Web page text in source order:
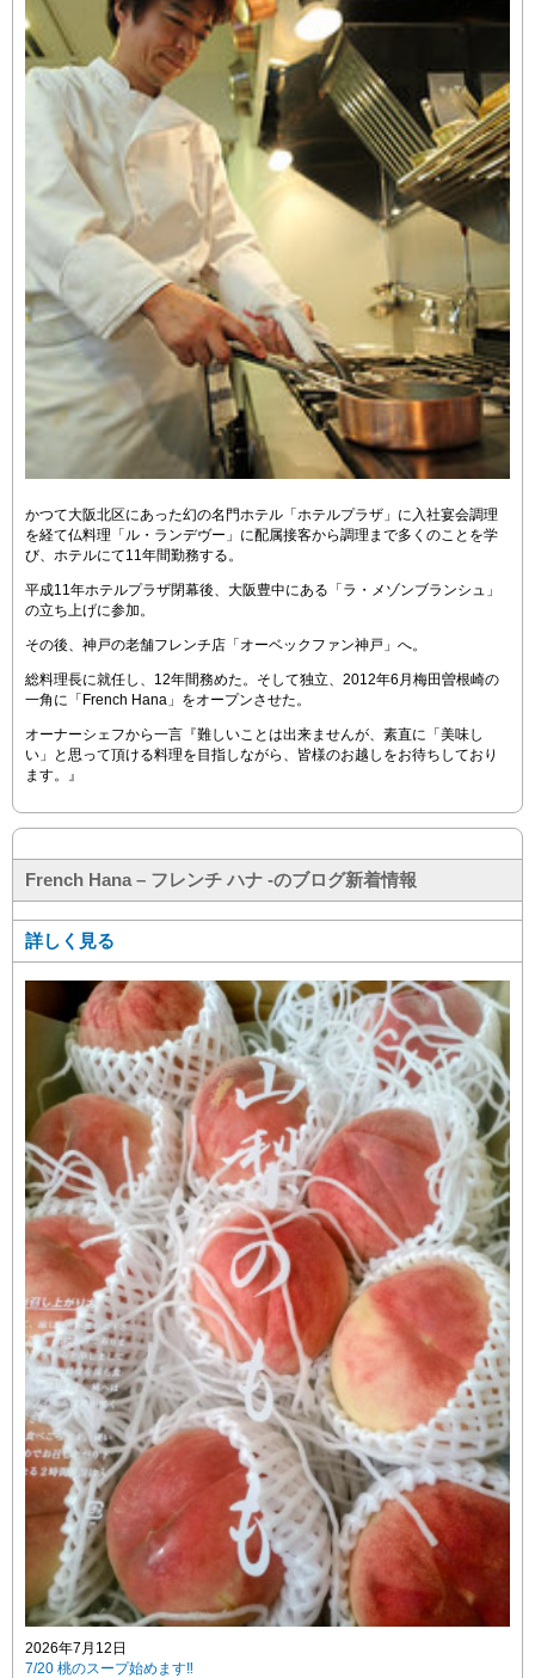
かつて大阪北区にあった幻の名門ホテル「ホテルプラザ」に入社 宴会調理
を経て仏料理「ル・ランデヴー」に配属 接客から調理まで多くのことを学
び、ホテルにて11年間勤務する。
平成11年ホテルプラザ閉幕後、 大阪豊中にある「ラ・メゾンブランシュ」
の立ち上げに参加。
その後、神戸の老舗フレンチ店「オーベックファン神戸」へ。
総料理長に就任し、12年間務めた。 そして独立、2012年6月 梅田曽根崎の
一角に「French Hana」をオープンさせた。
オーナーシェフから一言 『難しいことは出来ませんが、素直に「美味し
い」と思って頂ける 料理を目指しながら、皆様のお越しをお待ちしており
ます。』
French Hana – フレンチ ハナ -のブログ新着情報
詳しく見る
2026年7月12日
7/20 桃のスープ始めます‼